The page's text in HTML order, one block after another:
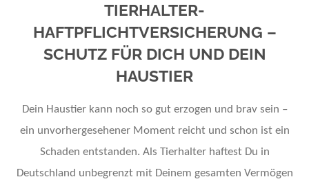
TIERHALTER-
HAFTPFLICHTVERSICHERUNG –
SCHUTZ FÜR DICH UND DEIN
HAUSTIER
Dein Haustier kann noch so gut erzogen und brav sein –
ein unvorhergesehener Moment reicht und schon ist ein
Schaden entstanden. Als Tierhalter haftest Du in
Deutschland unbegrenzt mit Deinem gesamten Vermögen